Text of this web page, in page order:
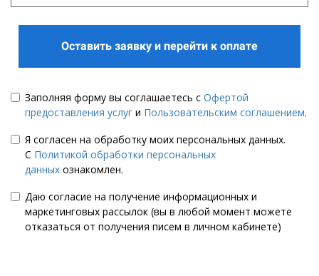
Оставить заявку и перейти к оплате
Заполняя форму вы соглашаетесь с Офертой
предоставления услуг и Пользовательским соглашением.
Я согласен на обработку моих персональных данных.
С Политикой обработки персональных
данных ознакомлен.
Даю согласие на получение информационных и
маркетинговых рассылок (вы в любой момент можете
отказаться от получения писем в личном кабинете)